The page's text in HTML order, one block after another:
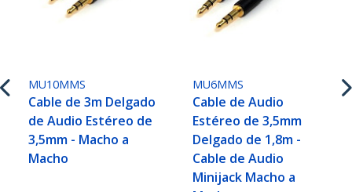
MU10MMS
Cable de 3m Delgado
de Audio Estéreo de
3,5mm - Macho a
Macho
MU6MMS
Cable de Audio
Estéreo de 3,5mm
Delgado de 1,8m -
Cable de Audio
Minijack Macho a